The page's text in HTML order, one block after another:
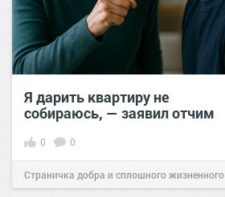
Я дарить квартиру не
собираюсь, — заявил отчим
0 0
Страничка добра и сплошного жизненного